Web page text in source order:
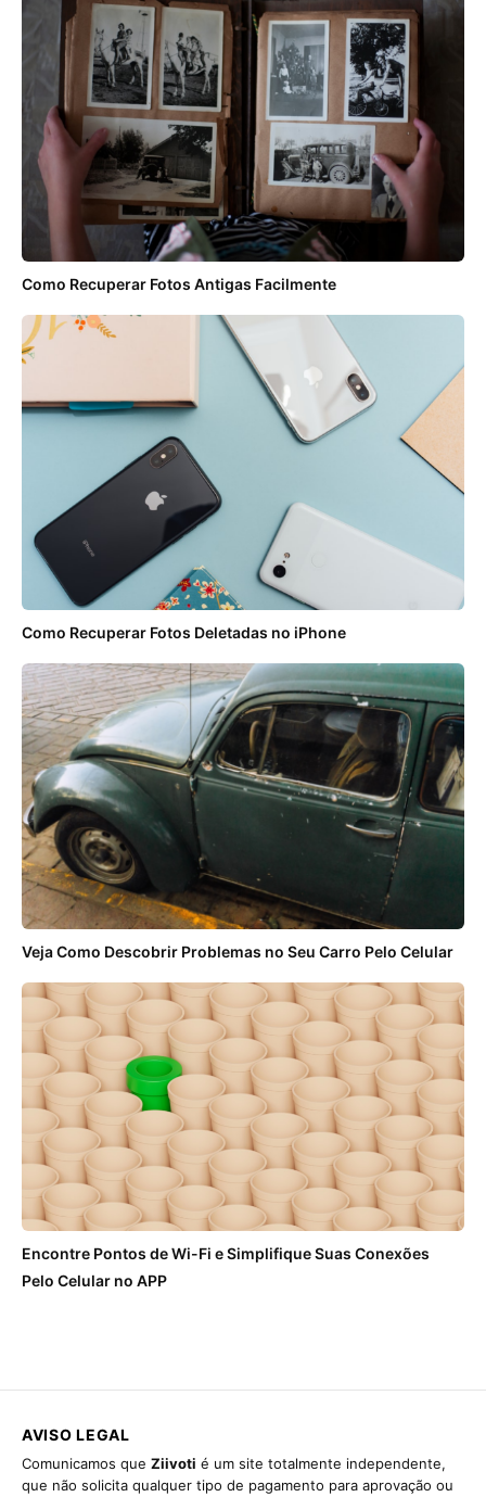
Como Recuperar Fotos Antigas Facilmente
Como Recuperar Fotos Deletadas no iPhone
Veja Como Descobrir Problemas no Seu Carro Pelo Celular
Encontre Pontos de Wi-Fi e Simplifique Suas Conexões
Pelo Celular no APP
AVISO LEGAL
Comunicamos que Ziivoti é um site totalmente independente,
que não solicita qualquer tipo de pagamento para aprovação ou